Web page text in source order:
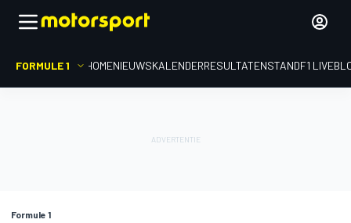
FORMULE 1 HOMENIEUWSKALENDERRESULTATENSTANDF1
Formule 1